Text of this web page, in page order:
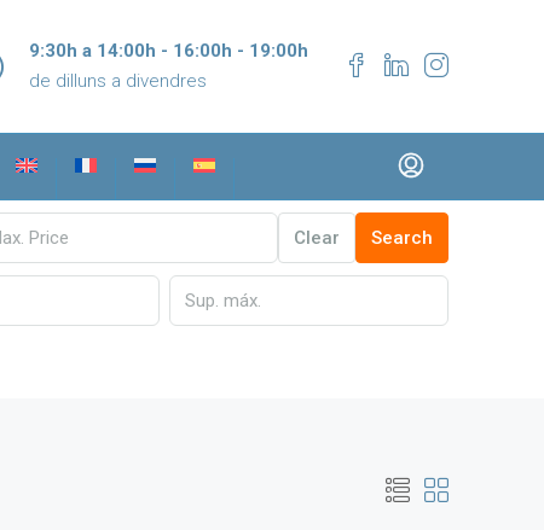
9:30h a 14:00h - 16:00h - 19:00h
de dilluns a divendres
Clear Search